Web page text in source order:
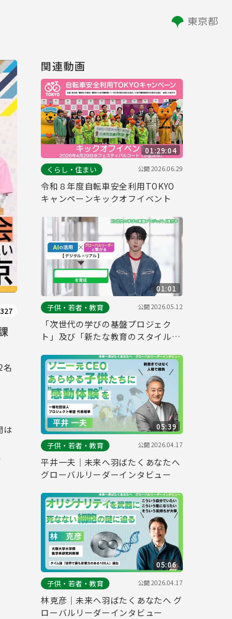
名
は
関連動画
01:29:04
くらし・住まい
公開2026.06.29
令和８年度自転車安全利用TOKYO
キャンペーンキックオフイベント
01:01
子供・若者・教育
公開2026.05.12
「次世代の学びの基盤プロジェク
ト」及び「新たな教育のスタイル」
05:39
子供・若者・教育
公開2026.04.17
平井一夫｜未来へ羽ばたくあなたへ
グローバルリーダーインタビュー
05:06
子供・若者・教育
公開2026.04.17
林克彦｜未来へ羽ばたくあなたへ グ
ローバルリーダーインタビュー